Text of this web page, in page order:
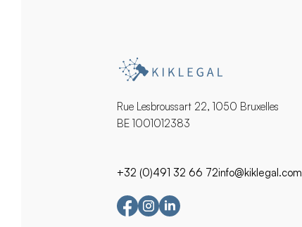
Rue Lesbroussart 22, 1050 Bruxelles
BE 1001012383
+32 (0)491 32 66 72info@kiklegal.com